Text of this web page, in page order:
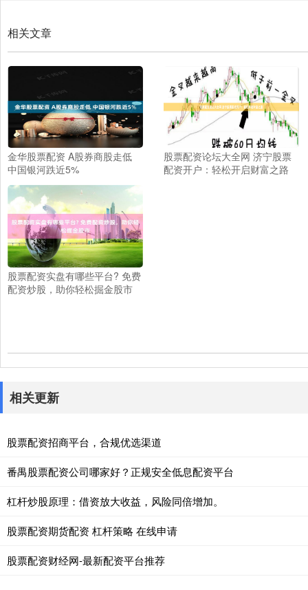
相关文章
金华股票配资 A股券商股走低
中国银河跌近5%
股票配资论坛大全网 济宁股票
配资开户：轻松开启财富之路
股票配资实盘有哪些平台? 免费
配资炒股，助你轻松掘金股市
相关更新
股票配资招商平台，合规优选渠道
番禺股票配资公司哪家好？正规安全低息配资平台
杠杆炒股原理：借资放大收益，风险同倍增加。
股票配资期货配资 杠杆策略 在线申请
股票配资财经网-最新配资平台推荐